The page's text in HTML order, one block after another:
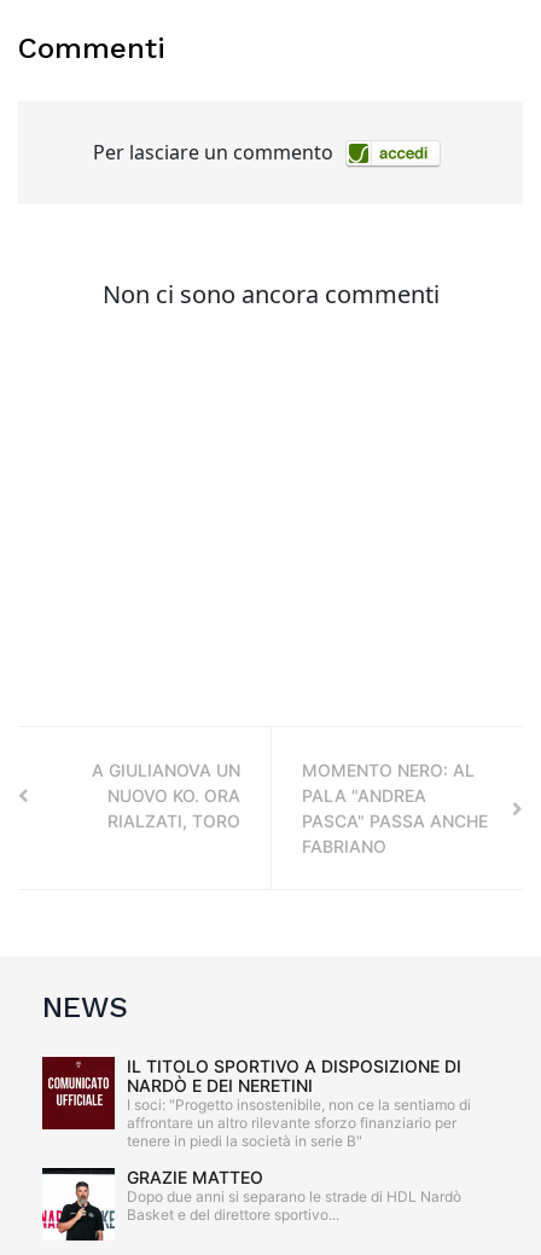
Commenti
A GIULIANOVA UN
NUOVO KO. ORA
RIALZATI, TORO
MOMENTO NERO: AL
PALA "ANDREA
PASCA" PASSA ANCHE
FABRIANO
NEWS
IL TITOLO SPORTIVO A DISPOSIZIONE DI
NARDÒ E DEI NERETINI
I soci: "Progetto insostenibile, non ce la sentiamo di
affrontare un altro rilevante sforzo finanziario per
tenere in piedi la società in serie B"
GRAZIE MATTEO
Dopo due anni si separano le strade di HDL Nardò
Basket e del direttore sportivo...